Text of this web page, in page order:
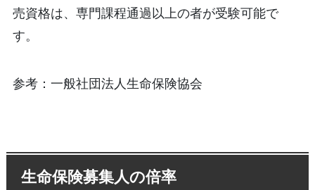
売資格は、専門課程通過以上の者が受験可能で
す。
参考：一般社団法人生命保険協会
生命保険募集人の倍率